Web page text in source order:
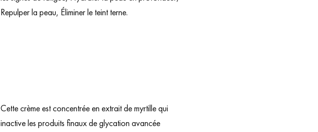
Repulper la peau, Éliminer le teint terne.
Cette crème est concentrée en extrait de myrtille qui
inactive les produits finaux de glycation avancée